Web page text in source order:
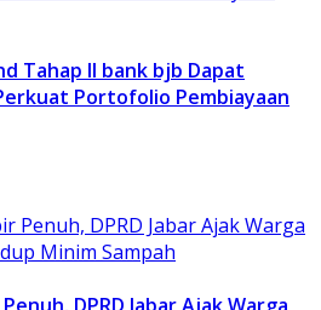
Tahap II bank bjb Dapat
Portofolio Pembiayaan